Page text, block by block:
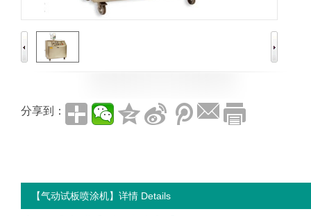
分享到：
【气动试板喷涂机】详情 Details